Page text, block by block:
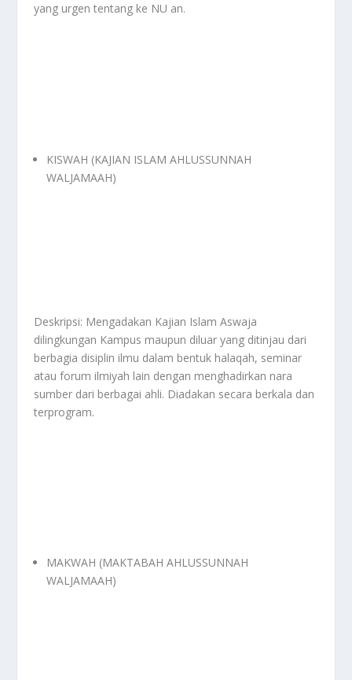
yang urgen tentang ke NU an.
KISWAH (KAJIAN ISLAM AHLUSSUNNAH
WALJAMAAH)
Deskripsi: Mengadakan Kajian Islam Aswaja
dilingkungan Kampus maupun diluar yang ditinjau dari
berbagia disiplin ilmu dalam bentuk halaqah, seminar
atau forum ilmiyah lain dengan menghadirkan nara
sumber dari berbagai ahli. Diadakan secara berkala dan
terprogram.
MAKWAH (MAKTABAH AHLUSSUNNAH
WALJAMAAH)